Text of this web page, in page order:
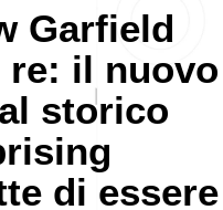
Garfield
il nuovo
storico
di essere